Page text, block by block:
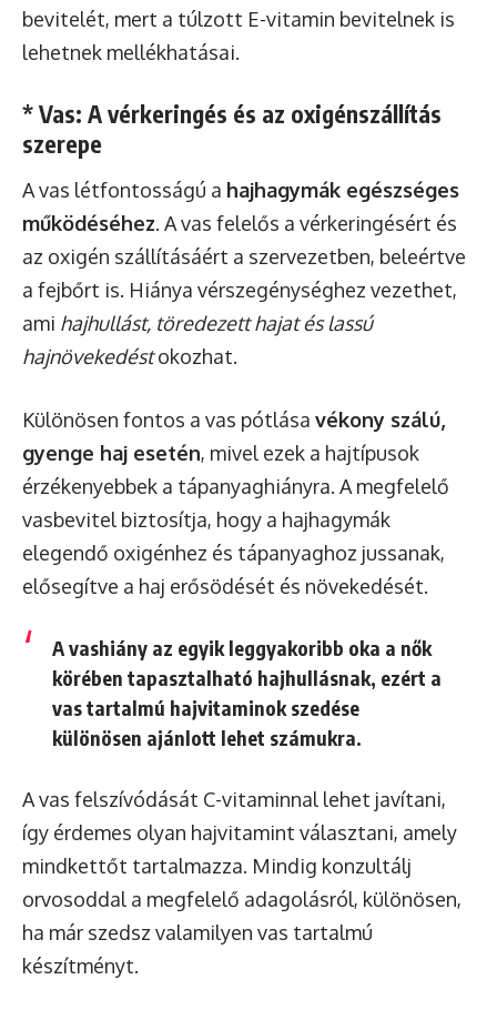
bevitelét, mert a túlzott E-vitamin bevitelnek is
lehetnek mellékhatásai.
* Vas: A vérkeringés és az oxigénszállítás
szerepe
A vas létfontosságú a hajhagymák egészséges
működéséhez. A vas felelős a vérkeringésért és
az oxigén szállításáért a szervezetben, beleértve
a fejbőrt is. Hiánya vérszegénységhez vezethet,
ami hajhullást, töredezett hajat és lassú
hajnövekedéstokozhat.
Különösen fontos a vas pótlása vékony szálú,
gyenge haj esetén, mivel ezek a hajtípusok
érzékenyebbek a tápanyaghiányra. A megfelelő
vasbevitel biztosítja, hogy a hajhagymák
elegendő oxigénhez és tápanyaghoz jussanak,
elősegítve a haj erősödését és növekedését.
A vashiány az egyik leggyakoribb oka a nők
körében tapasztalható hajhullásnak, ezért a
vas tartalmú hajvitaminok szedése
különösen ajánlott lehet számukra.
A vas felszívódását C-vitaminnal lehet javítani,
így érdemes olyan hajvitamint választani, amely
mindkettőt tartalmazza. Mindig konzultálj
orvosoddal a megfelelő adagolásról, különösen,
ha már szedsz valamilyen vas tartalmú
készítményt.